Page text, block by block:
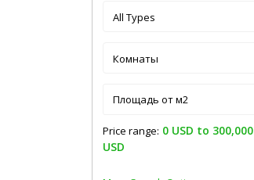
All Types
Комнаты
Price range: 0 USD to 300,000
USD